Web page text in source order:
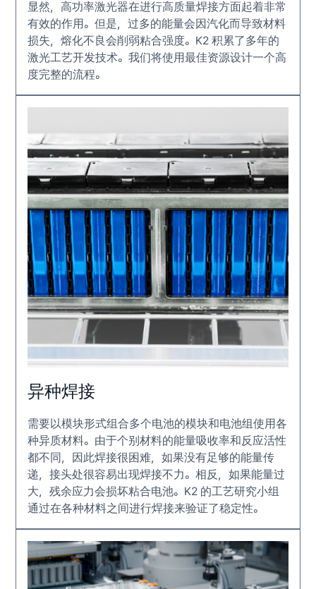
显然，高功率激光器在进行高质量焊接方面起着非常
有效的作用。但是，过多的能量会因汽化而导致材料
损失，熔化不良会削弱粘合强度。K2 积累了多年的
激光工艺开发技术。我们将使用最佳资源设计一个高
度完整的流程。
异种焊接
需要以模块形式组合多个电池的模块和电池组使用各
种异质材料。由于个别材料的能量吸收率和反应活性
都不同，因此焊接很困难，如果没有足够的能量传
递，接头处很容易出现焊接不力。相反，如果能量过
大，残余应力会损坏粘合电池。K2 的工艺研究小组
通过在各种材料之间进行焊接来验证了稳定性。